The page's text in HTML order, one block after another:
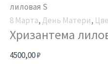
лиловая S
8 Марта, День Матери,
Хризантема
4500,00₽